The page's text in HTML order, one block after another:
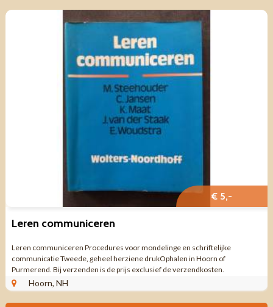
€ 5,-
Leren communiceren
Leren communiceren Procedures voor mondelinge en schriftelijke
communicatie Tweede, geheel herziene drukOphalen in Hoorn of
Purmerend. Bij verzenden is de prijs exclusief de verzendkosten.
Hoorn, NH